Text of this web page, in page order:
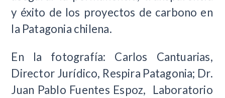
y éxito de los proyectos de carbono en
la Patagonia chilena.
En la fotografía: Carlos Cantuarias,
Director Jurídico, Respira Patagonia; Dr.
Juan Pablo Fuentes Espoz,
Laboratorio